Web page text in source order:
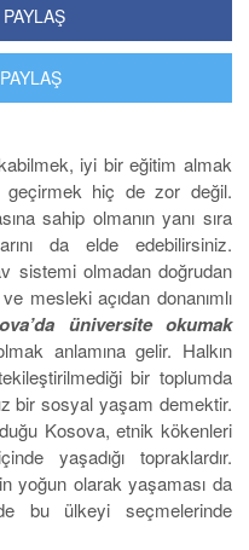
iyi bir eğitim almak
geçirmek hiç de zor değil.
sahip olmanın yanı sıra
da elde edebilirsiniz.
sistemi olmadan doğrudan
mesleki açıdan donanımlı
üniversite okumak
anlamına gelir. Halkın
bir toplumda
bir sosyal yaşam demektir.
Kosova, etnik kökenleri
yaşadığı topraklardır.
yoğun olarak yaşaması da
bu ülkeyi seçmelerinde